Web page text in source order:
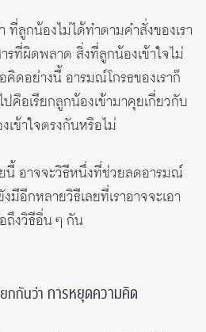
ที่ลูกน้องไม่ได้ทำตามคำสั่งของเรา
รที่ผิดพลาด สิ่งที่ลูกน้องเข้าใจไม่
คิดอย่างนี้ อารมณ์โกรธของเราก็
คือเรียกลูกน้องเข้ามาคุยเกี่ยวกับ
เข้าใจตรงกันหรือไม่
นี้ อาจจะวิธีหนึ่งที่ช่วยลดอารมณ์
มีอีกหลายวิธีเลยที่เราอาจจะเอา
ถึงวิธีอื่น ๆ กัน
กกันว่า การหยุดความคิด